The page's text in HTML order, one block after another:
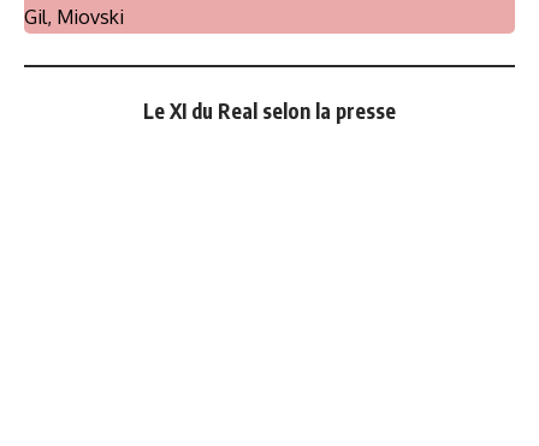
Gil, Miovski
Le XI du Real selon la presse